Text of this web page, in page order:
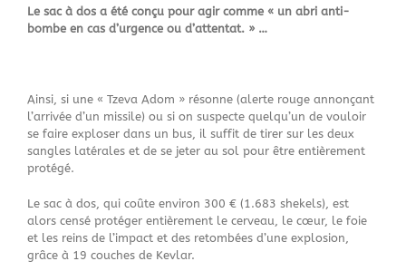
Le sac à dos a été conçu pour agir comme « un abri anti-
bombe en cas d’urgence ou d’attentat. » …
Ainsi, si une « Tzeva Adom » résonne (alerte rouge annonçant
l’arrivée d’un missile) ou si on suspecte quelqu’un de vouloir
se faire exploser dans un bus, il suffit de tirer sur les deux
sangles latérales et de se jeter au sol pour être entièrement
protégé.
Le sac à dos, qui coûte environ 300 € (1.683 shekels), est
alors censé protéger entièrement le cerveau, le cœur, le foie
et les reins de l’impact et des retombées d’une explosion,
grâce à 19 couches de Kevlar.